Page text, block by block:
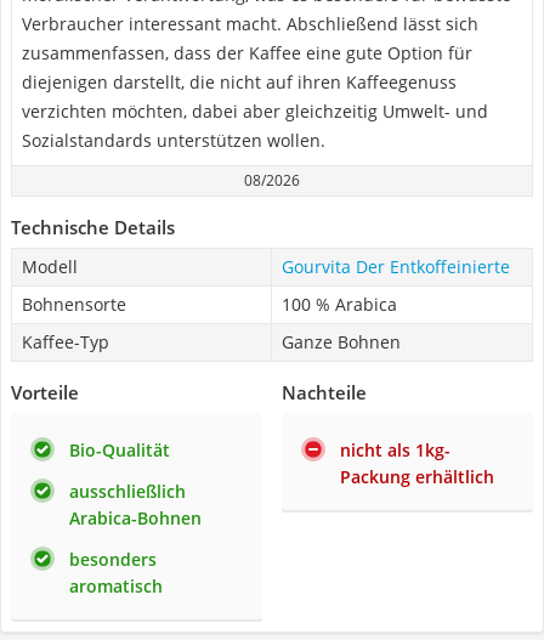
Verbraucher interessant macht. Abschließend lässt sich
zusammenfassen, dass der Kaffee eine gute Option für
diejenigen darstellt, die nicht auf ihren Kaffeegenuss
verzichten möchten, dabei aber gleichzeitig Umwelt- und
Sozialstandards unterstützen wollen.
08/2026
Technische Details
Modell
Gourvita Der Entkoffeinierte
Bohnensorte
100 % Arabica
Kaffee-Typ
Ganze Bohnen
Vorteile
Bio-Qualität
ausschließlich
Arabica-Bohnen
besonders
aromatisch
Nachteile
nicht als 1kg-
Packung erhältlich